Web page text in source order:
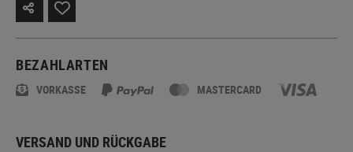
BEZAHLARTEN
VORKASSE MASTERCARD
VERSAND UND RÜCKGABE